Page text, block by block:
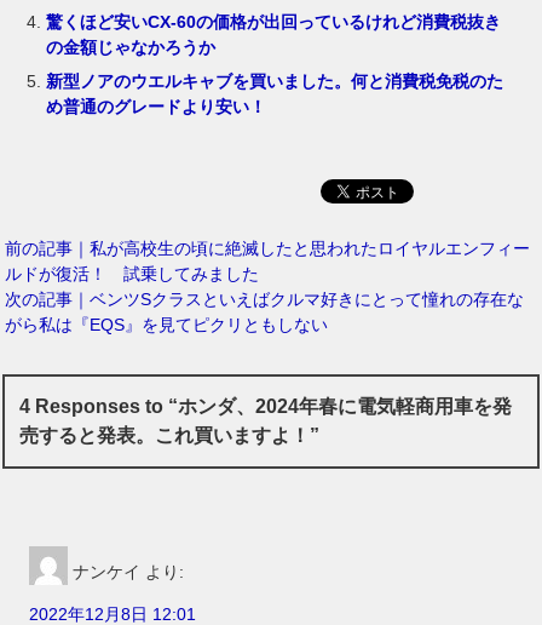
驚くほど安いCX-60の価格が出回っているけれど消費税抜き
の金額じゃなかろうか
新型ノアのウエルキャブを買いました。何と消費税免税のた
め普通のグレードより安い！
前の記事｜私が高校生の頃に絶滅したと思われたロイヤルエンフィー
ルドが復活！ 試乗してみました
次の記事｜ベンツSクラスといえばクルマ好きにとって憧れの存在な
がら私は『EQS』を見てピクリともしない
4 Responses to “ホンダ、2024年春に電気軽商用車を発
売すると発表。これ買いますよ！”
ナンケイ より:
2022年12月8日 12:01